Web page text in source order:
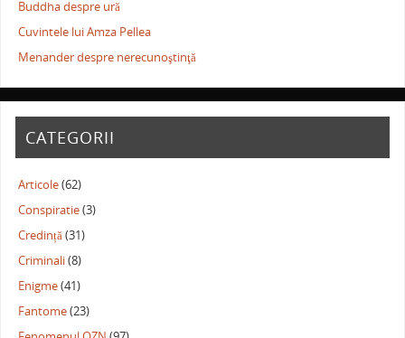
Buddha despre ură
Cuvintele lui Amza Pellea
Menander despre nerecunoştinţă
CATEGORII
Articole(62)
Conspiratie(3)
Credință(31)
Criminali(8)
Enigme(41)
Fantome(23)